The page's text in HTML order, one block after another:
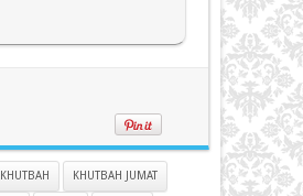
KHUTBAH KHUTBAH JUMAT